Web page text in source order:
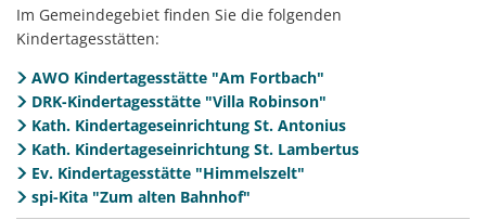
Im Gemeindegebiet finden Sie die folgenden
Kindertagesstätten:
AWO Kindertagesstätte "Am Fortbach"
DRK-Kindertagesstätte "Villa Robinson"
Kath. Kindertageseinrichtung St. Antonius
Kath. Kindertageseinrichtung St. Lambertus
Ev. Kindertagesstätte "Himmelszelt"
spi-Kita "Zum alten Bahnhof"